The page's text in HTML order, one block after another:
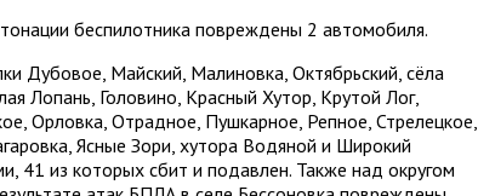
беспилотника повреждены 2 автомобиля.
Дубовое, Майский, Малиновка, Октябрьский, сёла
Лопань, Головино, Красный Хутор, Крутой Лог,
Орловка, Отрадное, Пушкарное, Репное, Стрелецкое,
Ясные Зори, хутора Водяной и Широкий
41 из которых сбит и подавлен. Также над округом